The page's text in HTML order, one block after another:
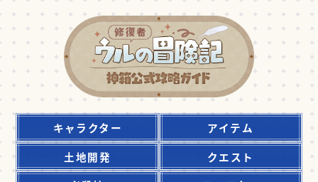
キャラクター
アイテム
土地開発
クエスト